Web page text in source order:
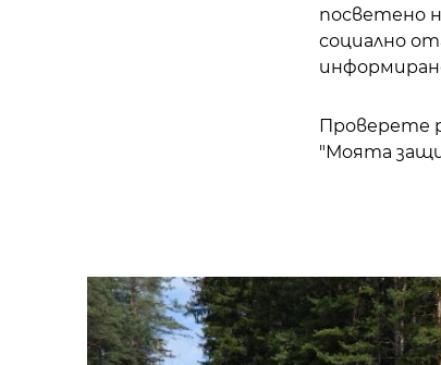
посветено
социално
Проверете
"Моята